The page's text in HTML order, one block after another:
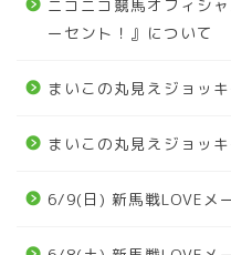
ニコニコ競馬オフィシ
ーセント！』について
まいこの丸見えジョ
まいこの丸見えジョ
6/9(日) 新馬戦LOVEメ